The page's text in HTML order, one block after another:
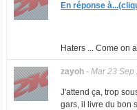
En réponse
Haters ... Come on
zayoh- Mar 23 Sep
J'attend ça, trop
gars, il livre du bon